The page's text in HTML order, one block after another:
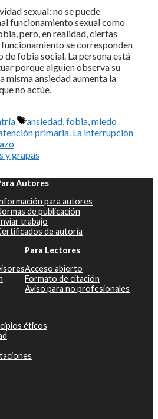
sexual: no se puede
funcionamiento sexual como
pero, en realidad, ciertas
se corresponden
de fobia social. La persona está
porque alguien observa su
misma ansiedad aumenta la
no actúe.
Etiquetas
ansiedad,fobia,miedo
primaria. La interrupción
y grapas
Autores
para autores
de publicación
trabajo
de autoría
Para Lectores
Acceso abierto
Formato de citación
Aviso para no profesionales
éticos